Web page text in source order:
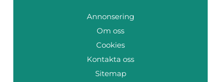
Annonsering
Om oss
Cookies
Kontakta oss
Sitemap